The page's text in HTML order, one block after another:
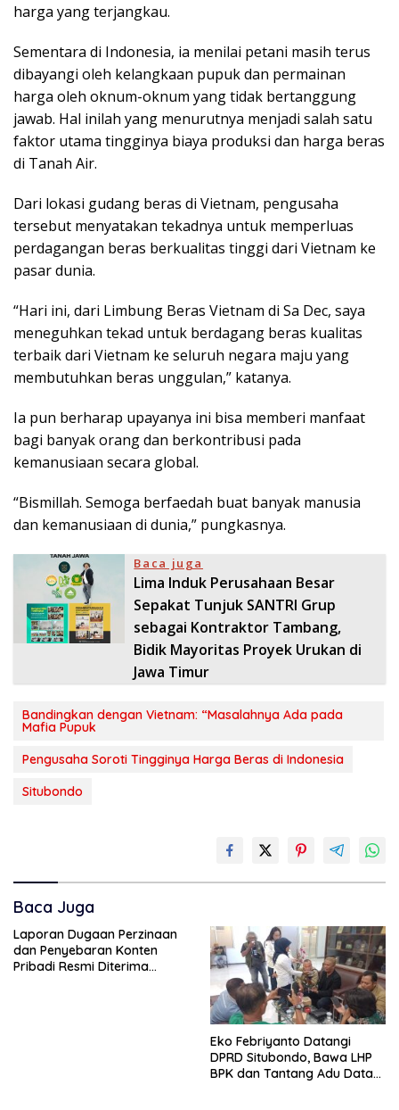
harga yang terjangkau.
Sementara di Indonesia, ia menilai petani masih terus
dibayangi oleh kelangkaan pupuk dan permainan
harga oleh oknum-oknum yang tidak bertanggung
jawab. Hal inilah yang menurutnya menjadi salah satu
faktor utama tingginya biaya produksi dan harga beras
di Tanah Air.
Dari lokasi gudang beras di Vietnam, pengusaha
tersebut menyatakan tekadnya untuk memperluas
perdagangan beras berkualitas tinggi dari Vietnam ke
pasar dunia.
“Hari ini, dari Limbung Beras Vietnam di Sa Dec, saya
meneguhkan tekad untuk berdagang beras kualitas
terbaik dari Vietnam ke seluruh negara maju yang
membutuhkan beras unggulan,” katanya.
Ia pun berharap upayanya ini bisa memberi manfaat
bagi banyak orang dan berkontribusi pada
kemanusiaan secara global.
“Bismillah. Semoga berfaedah buat banyak manusia
dan kemanusiaan di dunia,” pungkasnya.
Baca juga
Lima Induk Perusahaan Besar
Sepakat Tunjuk SANTRI Grup
sebagai Kontraktor Tambang,
Bidik Mayoritas Proyek Urukan di
Jawa Timur
Bandingkan dengan Vietnam: “Masalahnya Ada pada
Mafia Pupuk
Pengusaha Soroti Tingginya Harga Beras di Indonesia
Situbondo
Baca Juga
Laporan Dugaan Perzinaan
dan Penyebaran Konten
Pribadi Resmi Diterima
Eko Febriyanto Datangi
DPRD Situbondo, Bawa LHP
BPK dan Tantang Adu Data